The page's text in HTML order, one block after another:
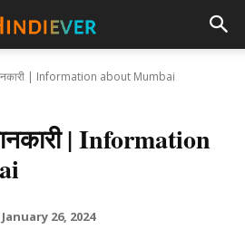
| Information about Mumbai
| Information
January 26, 2024